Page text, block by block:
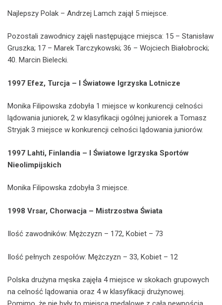
Najlepszy Polak – Andrzej Lamch zajął 5 miejsce.
Pozostali zawodnicy zajęli następujące miejsca: 15 – Stanisław
Gruszka; 17 – Marek Tarczykowski; 36 – Wojciech Białobrocki;
40. Marcin Bielecki.
1997 Efez, Turcja – I Światowe Igrzyska Lotnicze
Monika Filipowska zdobyła 1 miejsce w konkurencji celności
lądowania juniorek, 2 w klasyfikacji ogólnej juniorek a Tomasz
Stryjak 3 miejsce w konkurencji celności lądowania juniorów.
1997 Lahti, Finlandia – I Światowe Igrzyska Sportów
Nieolimpijskich
Monika Filipowska zdobyła 3 miejsce.
1998 Vrsar, Chorwacja – Mistrzostwa Świata
Ilość zawodników: Mężczyzn – 172, Kobiet – 73
Ilość pełnych zespołów: Mężczyzn – 33, Kobiet – 12
Polska drużyna męska zajęła 4 miejsce w skokach grupowych
na celność lądowania oraz 4 w klasyfikacji drużynowej.